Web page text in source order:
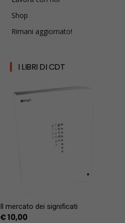
Shop
Rimani aggiornato!
I LIBRI DI CDT
Il mercato dei significati
€10,00